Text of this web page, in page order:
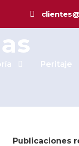
Peritaje
por
Publicaciones